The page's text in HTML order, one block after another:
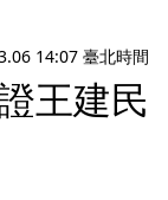
14:07 臺北時間
王建民